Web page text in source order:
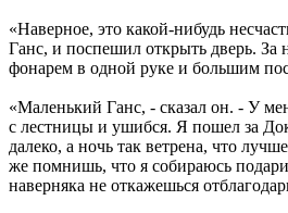
«Наверное, это какой-нибудь
Ганс, и поспешил открыть дверь. За
фонарем в одной руке и большим
«Маленький Ганс, - сказал он. - У
с лестницы и ушибся. Я пошел за
далеко, а ночь так ветрена, что
же помнишь, что я собираюсь
наверняка не откажешься